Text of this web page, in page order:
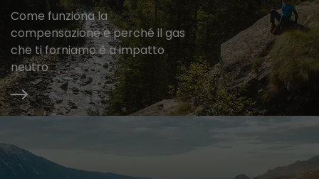
Come funziona la
compensazione e perché il gas
che ti forniamo è a impatto
neutro